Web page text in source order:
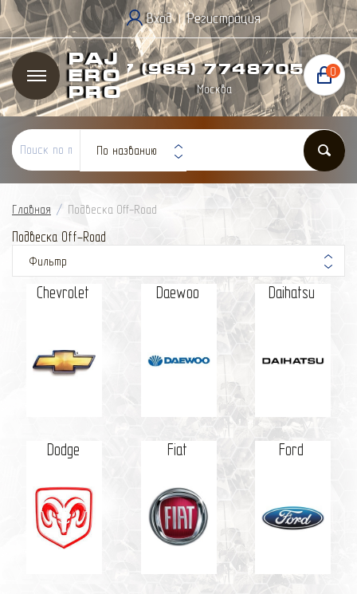
Вход | Регистрация
Paj
ero
Pro
+7 (985) 7748705
Москва
0
По названию
Фильтр
Главная / Подвеска Off-Road
Подвеска Off-Road
Chevrolet Daewoo Daihatsu
Dodge Fiat Ford